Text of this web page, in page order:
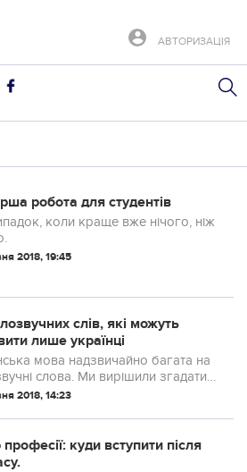
АВТОРИЗАЦІЯ
робота для студентів
коли краще вже нічого, ніж
2018, 19:45
слів, які можуть
лише українці
мова надзвичайно багата на
слова. Ми вирішили згадати
кумедних словечок, які зроблять
покажемо усе багатство нашої
2018, 14:23
професії: куди вступити після